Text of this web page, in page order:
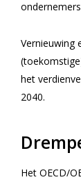
Vernieuwing
het
2040.
Het OECD/